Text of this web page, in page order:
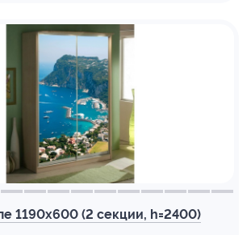
1190х600 (2 секции, h=2400)